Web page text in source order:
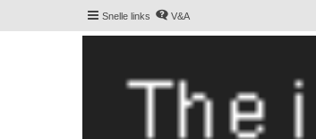
Snelle links V&A